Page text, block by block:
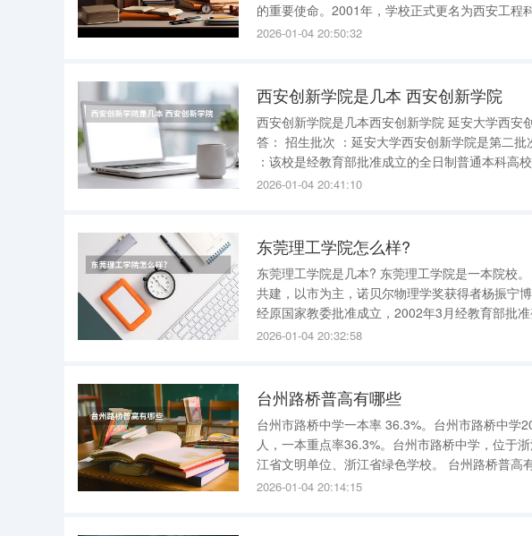
的重要使命。2001年，学校正式更名为西安工
该校获得了国家教育部的正式批准，更名为西安
2026-01-04 20:50:32
西安创新学院是几本 西安创新学院
西安创新学院是几本西安创新学院 延安大学西安创新学院是二本大学 。以下是关于该校的详细解
答： 招生批次 ：延安大学西安创新学院是第二批次本科招生，因此被归类为二本大学。 学校性质
：该校是经教育部批准成立的全日制普通本科高校，具有正规
2026-01-04 20:41:10
东莞理工学院怎么样?
东莞理工学院是几本? 东莞理工学院是一本院校。 东莞理工学院是东莞第一所普通本科院校，省市
共建，以市为主，诺贝尔物理学奖获得者杨振宁
经原国家教委批准成立，2002年3月经教育部批
批为学士学位授予单位，2008年5月通过教育部
2026-01-04 20:32:58
台州路桥普高有哪些
台州市路桥中学一本率 36.3%。台州市路桥中学
人，一本重点率36.3%。台州市路桥中学，位于
江省文明单位、浙江省绿色学校。 台州路桥普高有哪些 台州路桥的普高有以下几所： 台州市路桥
2026-01-04 20:14:15